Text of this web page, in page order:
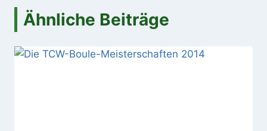
Ähnliche Beiträge